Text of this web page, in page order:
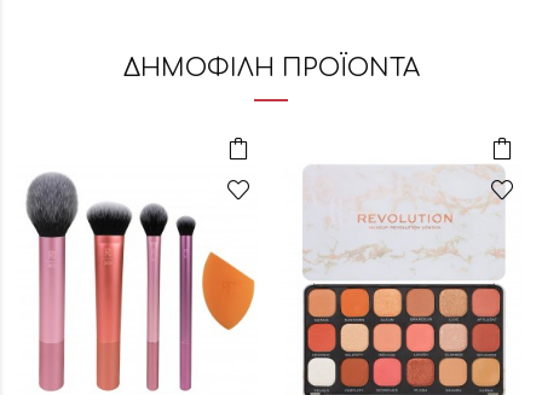
ΔΗΜΟΦΙΛΗ ΠΡΟΪΟΝΤΑ